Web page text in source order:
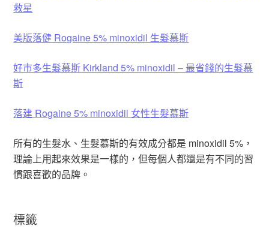
救星
美版落健 Rogaine 5% minoxidil 生髮慕斯
好市多生髮慕斯 Kirkland 5% minoxidil – 最省錢的生髮慕
斯
落建 Rogaine 5% minoxidil 女性生髮慕斯
所有的生髮水、生髮慕斯的有效成分都是 minoxidil 5%，
理論上用起來效果是一樣的，但每個人都還是有不同的習
慣跟喜歡的品牌。
標籤